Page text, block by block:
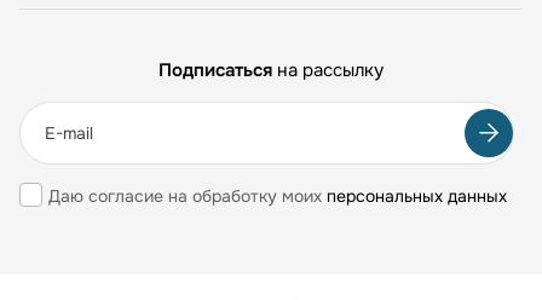
Подписаться на рассылку
Даю согласие на обработку моих персональных данных